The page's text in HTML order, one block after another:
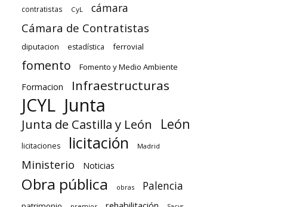
contratistas CyL cámara
Cámara de Contratistas
diputacion estadística ferrovial
fomento Fomento y Medio Ambiente
Formacion Infraestructuras
JCYL Junta
Junta de Castilla y León León
licitaciones licitación Madrid
Ministerio Noticias
Obra pública obras Palencia